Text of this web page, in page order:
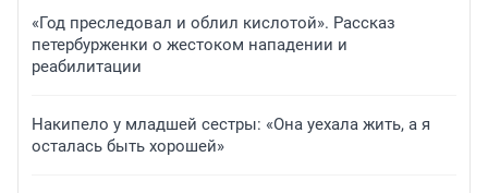
«Год преследовал и облил кислотой». Рассказ
петербурженки о жестоком нападении и
реабилитации
Накипело у младшей сестры: «Она уехала жить, а я
осталась быть хорошей»